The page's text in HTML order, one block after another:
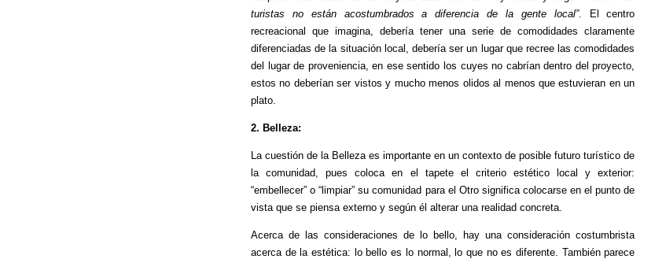
turistas no están acostumbrados a diferencia de la gente local”. El centro
recreacional que imagina, debería tener una serie de comodidades claramente
diferenciadas de la situación local, debería ser un lugar que recree las comodidades
del lugar de proveniencia, en ese sentido los cuyes no cabrían dentro del proyecto,
estos no deberían ser vistos y mucho menos olidos al menos que estuvieran en un
plato.
2. Belleza:
La cuestión de la Belleza es importante en un contexto de posible futuro turístico de
la comunidad, pues coloca en el tapete el criterio estético local y exterior:
“embellecer” o “limpiar” su comunidad para el Otro significa colocarse en el punto de
vista que se piensa externo y según él alterar una realidad concreta.
Acerca de las consideraciones de lo bello, hay una consideración costumbrista
acerca de la estética: lo bello es lo normal, lo que no es diferente. También parece